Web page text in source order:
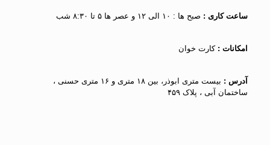
ساعت کاری : صبح ها : ۱۰ الی ۱۲ و عصر ها ۵ تا ۸:۳۰ شب
امکانات :کارت خوان
آدرس :
بیست متری ابوذر، بین ۱۸ متری و ۱۶ متری حسنی ،
ساختمان آبی ، پلاک ۴۵۹